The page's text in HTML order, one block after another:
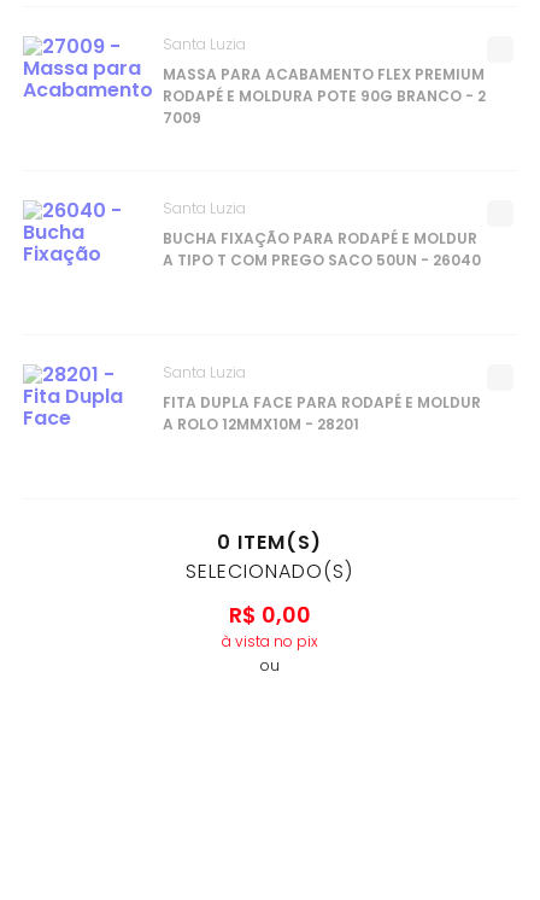
MASSA PARA ACABAMENTO FLEX PREMIUM
RODAPÉ E MOLDURA POTE 90G BRANCO - 2
7009
Santa Luzia
BUCHA FIXAÇÃO PARA RODAPÉ E MOLDUR
A TIPO T COM PREGO SACO 50UN - 26040
Santa Luzia
FITA DUPLA FACE PARA RODAPÉ E MOLDUR
A ROLO 12MMX10M - 28201
Santa Luzia
0 ITEM(S)
SELECIONADO(S)
R$ 0,00
à vista no pix
ou